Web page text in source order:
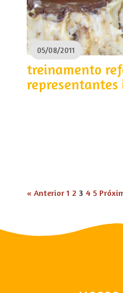
05/08/2011
treinamento
representantes
« Anterior 1 2 3 4 5